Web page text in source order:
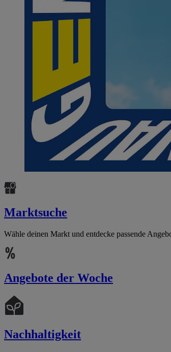
Marktsuche
Wähle deinen Markt und entdecke passende
Angebote der Woche
Nachhaltigkeit